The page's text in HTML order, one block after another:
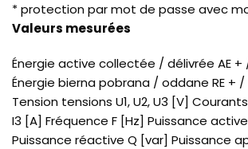
* protection par mot de passe avec
Valeurs mesurées
Énergie active collectée / délivrée AE +
Énergie bierna pobrana / oddane RE + /
Tension tensions U1, U2, U3 [V]
I3 [A] Fréquence F [Hz] Puissance
Puissance réactive Q [var] Puissance